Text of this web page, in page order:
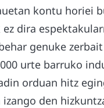
kontu horiei
ez dira
genuke
urte barruko
orduan hitz
izango den